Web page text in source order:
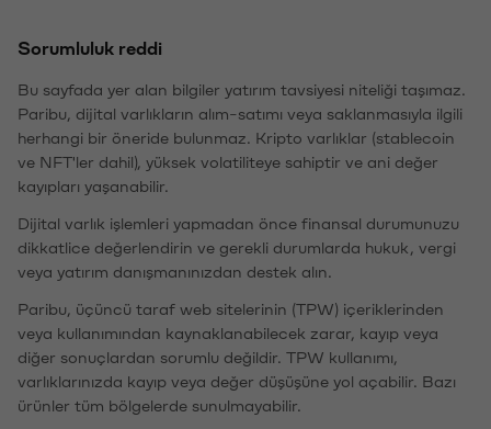
Sorumluluk reddi
Bu sayfada yer alan bilgiler yatırım tavsiyesi niteliği taşımaz.
Paribu, dijital varlıkların alım-satımı veya saklanmasıyla ilgili
herhangi bir öneride bulunmaz. Kripto varlıklar (stablecoin
ve NFT'ler dahil), yüksek volatiliteye sahiptir ve ani değer
kayıpları yaşanabilir.
Dijital varlık işlemleri yapmadan önce finansal durumunuzu
dikkatlice değerlendirin ve gerekli durumlarda hukuk, vergi
veya yatırım danışmanınızdan destek alın.
Paribu, üçüncü taraf web sitelerinin (TPW) içeriklerinden
veya kullanımından kaynaklanabilecek zarar, kayıp veya
diğer sonuçlardan sorumlu değildir. TPW kullanımı,
varlıklarınızda kayıp veya değer düşüşüne yol açabilir. Bazı
ürünler tüm bölgelerde sunulmayabilir.